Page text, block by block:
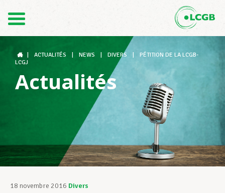
DE
Le LCGB
Structures syndicales
Assistance au Travail
ACTUALITÉS NEWS DIVERS
PÉTITION DE LA LCGB-
LCGJ
Actualités
18 novembre 2016 Divers